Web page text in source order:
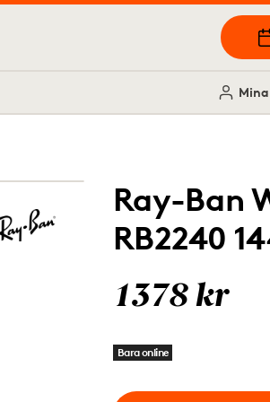
Ray-Ban
RB2240
1378 kr
Bara online